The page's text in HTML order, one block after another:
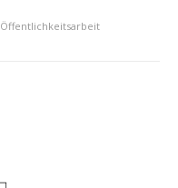
Öffentlichkeitsarbeit